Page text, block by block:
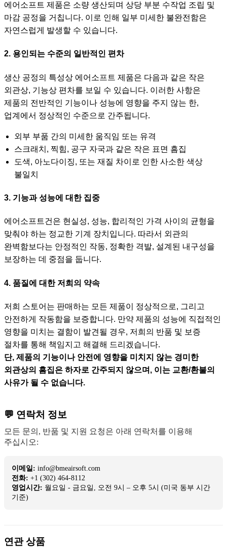
에어소프트 제품은 소량 생산되며 상당 부분 수작업 조립 및
마감 공정을 거칩니다. 이로 인해 일부 미세한 불완전함은
자연스럽게 발생할 수 있습니다.
2. 용인되는 수준의 일반적인 편차
생산 공정의 특성상 에어소프트 제품은 다음과 같은 작은
외관상, 기능상 편차를 보일 수 있습니다. 이러한 사항은
제품의 전반적인 기능이나 성능에 영향을 주지 않는 한,
업계에서 정상적인 수준으로 간주됩니다.
외부 부품 간의 미세한 움직임 또는 유격
스크래치, 찍힘, 공구 자국과 같은 작은 표면 흠집
도색, 아노다이징, 또는 재질 차이로 인한 사소한 색상
불일치
3. 기능과 성능에 대한 집중
에어소프트건은 현실성, 성능, 합리적인 가격 사이의 균형을
맞춰야 하는 정교한 기계 장치입니다. 따라서 외관의
완벽함보다는 안정적인 작동, 정확한 격발, 설계된 내구성을
보장하는 데 중점을 둡니다.
4. 품질에 대한 저희의 약속
저희 스토어는 판매하는 모든 제품이 정상적으로, 그리고
안전하게 작동함을 보증합니다. 만약 제품의 성능에 직접적인
영향을 미치는 결함이 발견될 경우, 저희의 반품 및 보증
절차를 통해 책임지고 해결해 드리겠습니다.
단, 제품의 기능이나 안전에 영향을 미치지 않는 경미한
외관상의 흠집은 하자로 간주되지 않으며, 이는 교환/환불의
사유가 될 수 없습니다.
💬 연락처 정보
모든 문의, 반품 및 지원 요청은 아래 연락처를 이용해
주십시오:
이메일: info@bmeairsoft.com
전화: +1 (302) 464-8112
영업시간: 월요일 - 금요일, 오전 9시 – 오후 5시 (미국 동부 시간
기준)
연관 상품